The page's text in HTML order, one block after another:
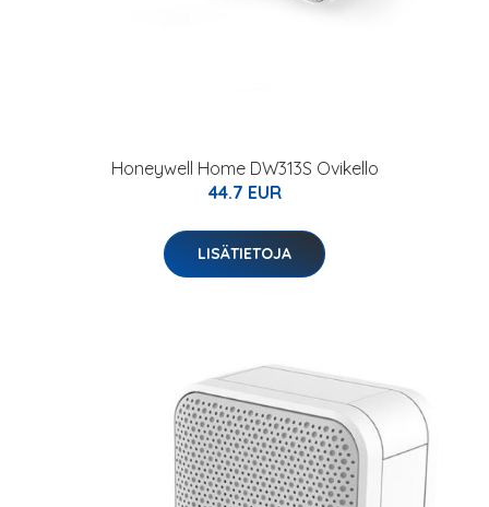
Honeywell Home DW313S Ovikello
44.7 EUR
LISÄTIETOJA